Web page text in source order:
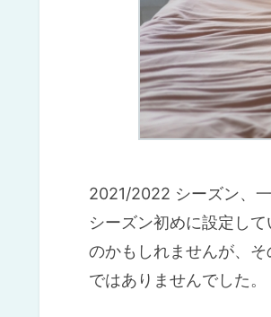
2021/2022 シーズン、
シーズン初めに設定し
のかもしれませんが、
ではありませんでした。